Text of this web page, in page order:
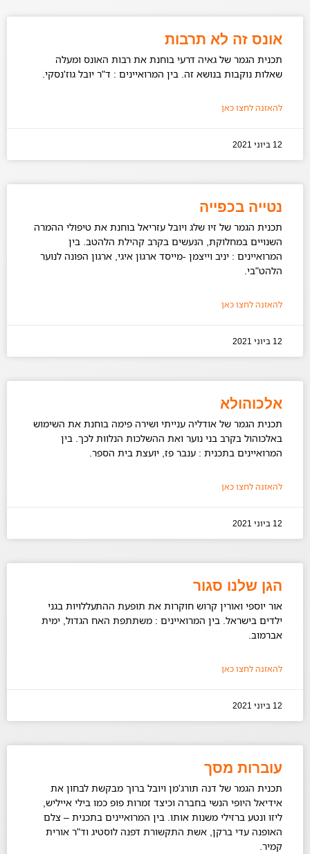
אונס זה לא תרבות
תכנית הגמר של גאיה דרעי בוחנת את רבות האונס ומעלה
שאלות נוקבות בנושא זה. בין המרואיינים : ד"ר יובל גוז'נסקי.
להאזנה לחצו כאן
12 ביוני 2021
נטייה בכפייה
תכנית הגמר של זיו שלג ויובל עזריאל בוחנת את טיפולי ההמרה
השנויים במחלוקת, הנעשים בקרב קהילת הלהטב. בין
המרואיינים : יניב וייצמן -מייסד ארגון איגי, ארגון הפונה לנוער
הלהט"בי.
להאזנה לחצו כאן
12 ביוני 2021
אלכוהולא
תכנית הגמר של אודליה ענייתי ושירה פימה בוחנת את השימוש
באלכוהול בקרב בני נוער ואת ההשלכות הנלוות לכך. בין
המרואיינים בתכנית : ענבר פז, יועצת בית הספר.
להאזנה לחצו כאן
12 ביוני 2021
הגן שלנו סגור
אור יוספי ואורין קרוש חוקרות את תופעת ההתעללויות בגני
ילדים בישראל. בין המרואיינים : משתתפת האח הגדול, ימית
אברמוב.
להאזנה לחצו כאן
12 ביוני 2021
עוברות מסך
תכנית הגמר של דנה תורג'מן ויובל ברוך מבקשת לבחון את
אידיאל היופי הנשי בחברה וכיצד זמרות פופ כמו בילי אייליש,
ליזו ונטע ברזילי משנות אותו. בין המרואיינים בתכנית – צלם
האופנה עדי ברקן, אשת התקשורת דפנה לוסטיג וד"ר אורית
קמיר.